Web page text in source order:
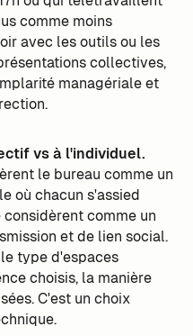
comme moins
avec les outils ou les
collectives,
managériale et
vs à l'individuel.
le bureau comme un
où chacun s'assied
comme un
et de lien social.
type d'espaces
choisis, la manière
C'est un choix